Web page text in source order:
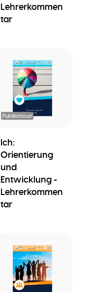
Lehrerkommen
tar
Publikatioun
Ich:
Orientierung
und
Entwicklung -
Lehrerkommen
tar